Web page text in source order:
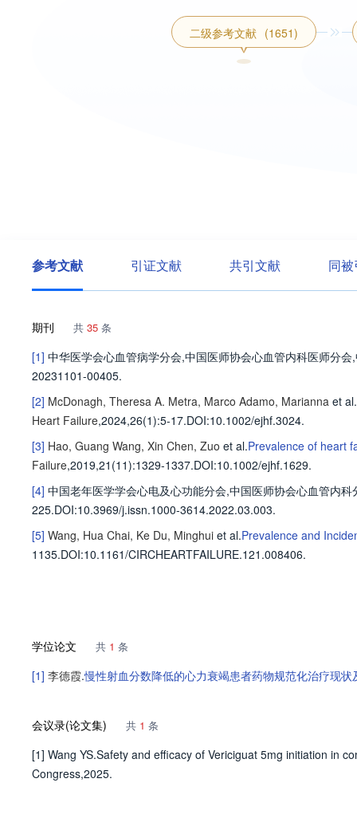
二级参考文献 (1651)
参考文献 引证文献 共引文献 同
期刊 共 35 条
[1] 中华医学会心血管病学分会,中国医师协会心血管内科医师分会,
20231101-00405.
[2] McDonagh, Theresa A. Metra, Marco Adamo, Marianna et al.
Heart Failure,2024,26(1):5-17.DOI:10.1002/ejhf.3024.
[3] Hao, Guang Wang, Xin Chen, Zuo et al.Prevalence of heart
Failure,2019,21(11):1329-1337.DOI:10.1002/ejhf.1629.
[4] 中国老年医学学会心电及心功能分会,中国医师协会心血管内科
225.DOI:10.3969/j.issn.1000-3614.2022.03.003.
[5] Wang, Hua Chai, Ke Du, Minghui et al.Prevalence and
1135.DOI:10.1161/CIRCHEARTFAILURE.121.008406.
学位论文 共 1 条
[1] 李德霞.慢性射血分数降低的心力衰竭患者药物规范化治疗现状
会议录(论文集) 共 1 条
[1] Wang YS.Safety and efficacy of Vericiguat 5mg initiation in
Congress,2025.